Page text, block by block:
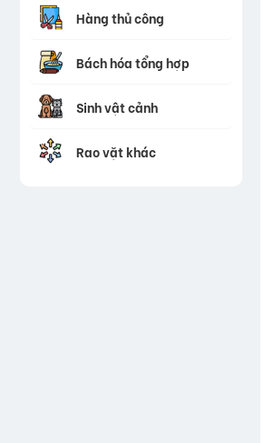
Hàng thủ công
Bách hóa tổng hợp
Sinh vật cảnh
Rao vặt khác